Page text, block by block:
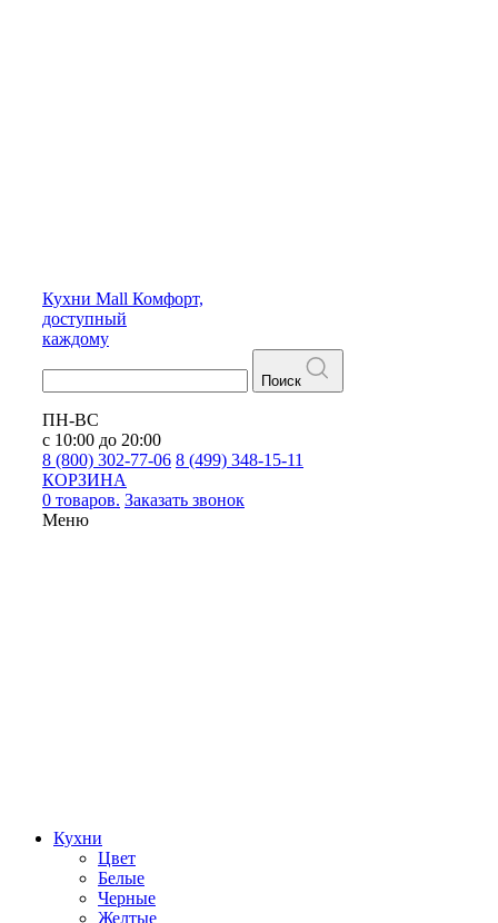
Кухни Mall Комфорт,
доступный
каждому
Поиск
ПН-ВС
с 10:00 до 20:00
8 (800) 302-77-06 8 (499) 348-15-11
КОРЗИНА
0 товаров. Заказать звонок
Меню
Кухни
Цвет
Белые
Черные
Желтые